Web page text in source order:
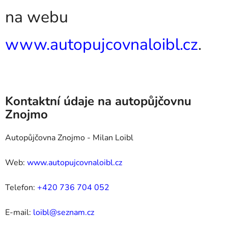
na webu
www.autopujcovnaloibl.cz.
Kontaktní údaje na autopůjčovnu
Znojmo
Autopůjčovna Znojmo - Milan Loibl
Web: www.autopujcovnaloibl.cz
Telefon: +420 736 704 052
E-mail: loibl@seznam.cz